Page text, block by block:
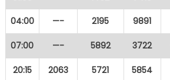
04:00 —- 2195 9891
07:00 —- 5892 3722
20:15 2063 5721 5854